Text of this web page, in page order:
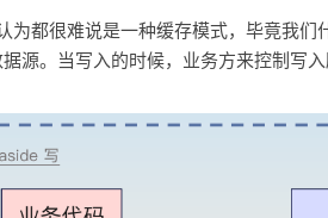
为都很难说是一种缓存模式，毕竟我
源。当写入的时候，业务方来控制写入